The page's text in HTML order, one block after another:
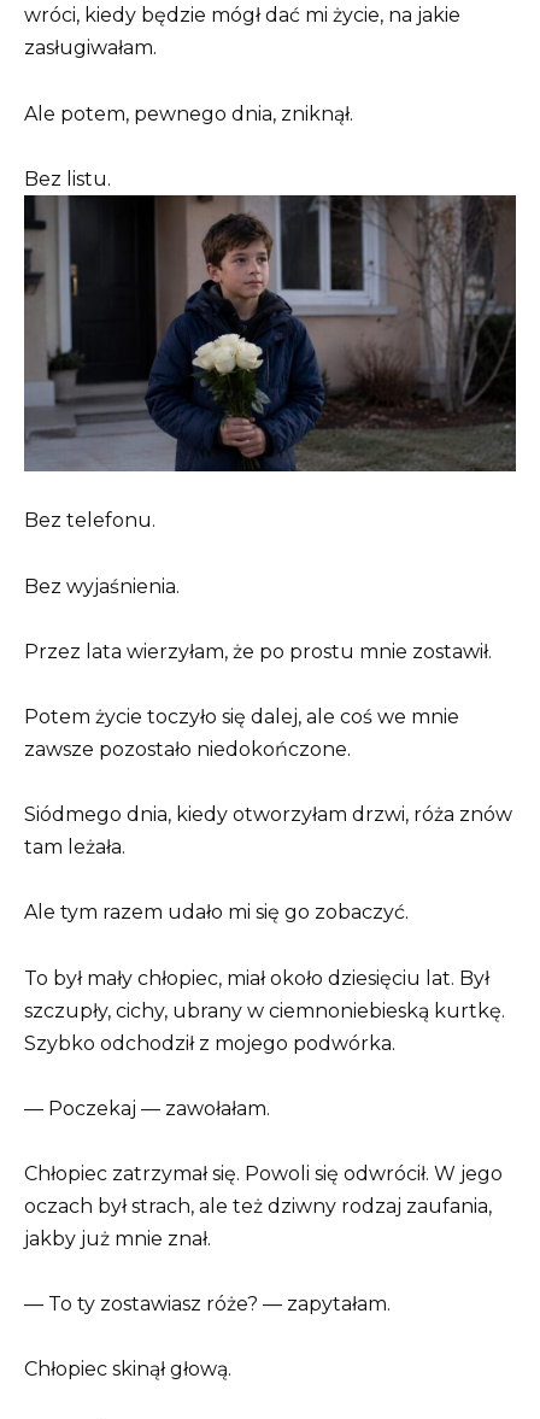
wróci, kiedy będzie mógł dać mi życie, na jakie
zasługiwałam.
Ale potem, pewnego dnia, zniknął.
Bez listu.
Bez telefonu.
Bez wyjaśnienia.
Przez lata wierzyłam, że po prostu mnie zostawił.
Potem życie toczyło się dalej, ale coś we mnie
zawsze pozostało niedokończone.
Siódmego dnia, kiedy otworzyłam drzwi, róża znów
tam leżała.
Ale tym razem udało mi się go zobaczyć.
To był mały chłopiec, miał około dziesięciu lat. Był
szczupły, cichy, ubrany w ciemnoniebieską kurtkę.
Szybko odchodził z mojego podwórka.
— Poczekaj — zawołałam.
Chłopiec zatrzymał się. Powoli się odwrócił. W jego
oczach był strach, ale też dziwny rodzaj zaufania,
jakby już mnie znał.
— To ty zostawiasz róże? — zapytałam.
Chłopiec skinął głową.